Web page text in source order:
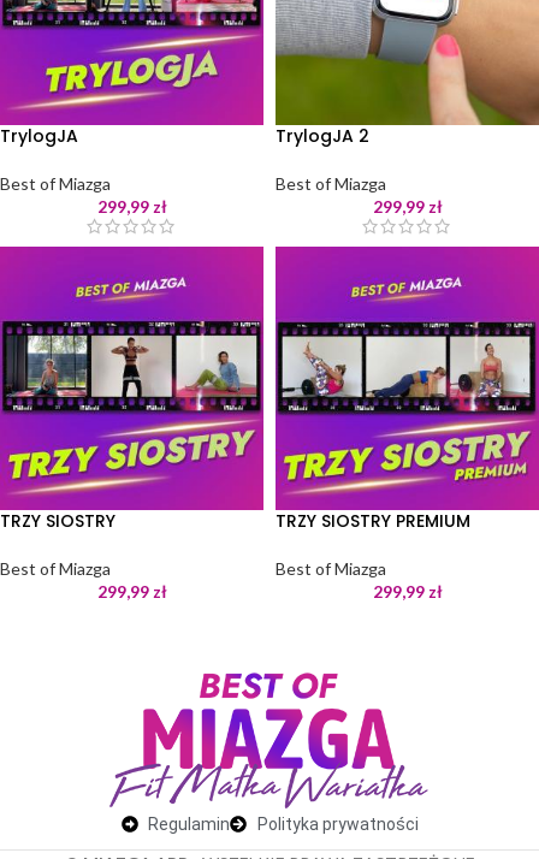
TrylogJA
Best of Miazga
299,99 zł
TrylogJA 2
Best of Miazga
299,99 zł
TRZY SIOSTRY
Best of Miazga
299,99 zł
TRZY SIOSTRY PREMIUM
Best of Miazga
299,99 zł
Regulamin Polityka prywatności